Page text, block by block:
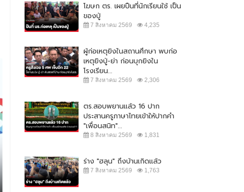
โฆษก ตร. เผยปืนที่นักเรียนใช้ เป็น
ของปู่
7 สิงหาคม 2569 4,235
ผู้ก่อเหตุยิงในสถานศึกษา พบก่อ
เหตุยิงปู่-ย่า ก่อนบุกยิงใน
โรงเรียน...
7 สิงหาคม 2569 2,306
ตร.สอบพยานแล้ว 16 ปาก
ประสานครูภาษาไทยเข้าให้ปากคำ
"เพื่อนสนิท"...
8 สิงหาคม 2569 1,831
ร่าง "ฮลุน" ถึงบ้านเกิดแล้ว
7 สิงหาคม 2569 1,763